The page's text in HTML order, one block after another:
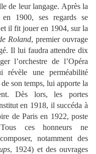
de leur langage. Après la
1900, ses regards se
il fit jouer en 1904, sur la
Roland, premier ouvrage
Il lui faudra attendre dix
l’orchestre de l’Opéra
révèle une perméabilité
son temps, lui apporte la
Dès lors, les portes
en 1918, il succéda à
de Paris en 1922, poste
ces honneurs ne
notamment des
, 1924) et des ouvrages